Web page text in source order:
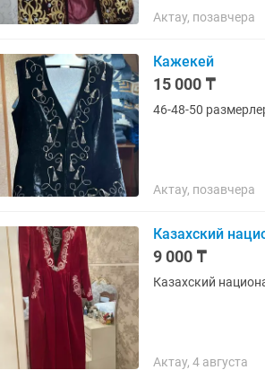
Актау, позавчера
Кажекей
15 000 ₸
46-48-50
Актау, позавчера
Казахский
9 000 ₸
Казахский
Актау, 4 августа